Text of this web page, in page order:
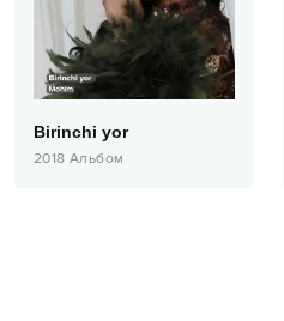
Birinchi yor
2018 Альбом